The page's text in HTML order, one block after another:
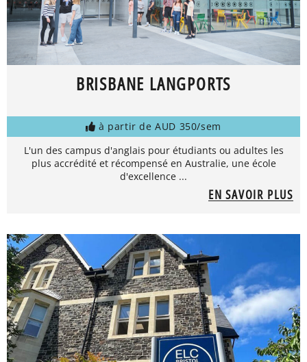
BRISBANE LANGPORTS
à partir de AUD 350/sem
L'un des campus d'anglais pour étudiants ou adultes les
plus accrédité et récompensé en Australie, une école
d'excellence ...
EN SAVOIR PLUS